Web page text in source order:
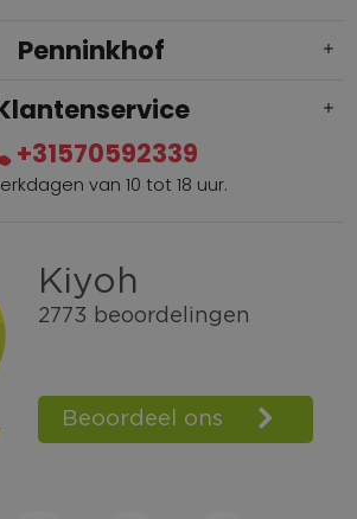
Penninkhof
vanaf € 100,=
the Look
ook mogelijk
+31570592339
van 10 tot 18 uur.